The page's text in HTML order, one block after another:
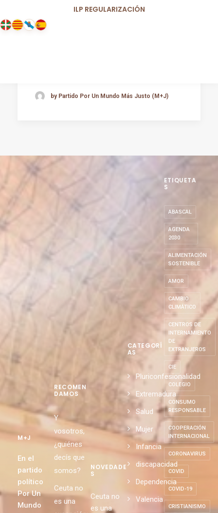
ILP REGULARIZACIÓN
by Partido Por Un Mundo Más Justo (M+J)
M+J
En el
partido
político
Por Un
Mundo
RECOMEN
DAMOS
Y
vosotros,
¿quiénes
decís que
somos?
Ceuta no
es una
NOVEDADE
S
Ceuta no
es una
CATEGORÍ
AS
Pluriconfesionalidad
Extremadura
Salud
Mujer
Infancia
discapacidad
Dependencia
Valencia
ETIQUETA
S
ABASCAL
AGENDA
2030
ALIMENTACIÓN
SOSTENIBLE
AMOR
CAMBIO
CLIMÁTICO
CENTROS DE
INTERNAMIENTO
DE
EXTRANJEROS
CIE
COLEGIO
CONSUMO
RESPONSABLE
COOPERACIÓN
INTERNACIONAL
CORONAVIRUS
COVID
COVID-19
CRISTIANISMO